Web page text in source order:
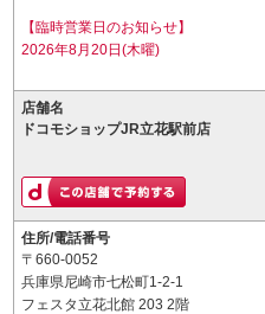
【臨時営業日のお知らせ】
2026年8月20日(木曜)
店舗名
ドコモショップJR立花駅前店
住所/電話番号
〒660-0052
兵庫県尼崎市七松町1-2-1
フェスタ立花北館 203 2階